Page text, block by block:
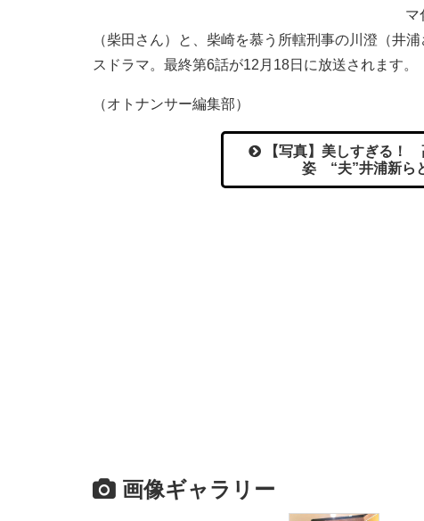
マ
（柴田さん）と、柴崎を慕う所轄刑事の川澄（井
スドラマ。最終第6話が12月18日に放送されます。
（オトナンサー編集部）
【写真】美しすぎる！
姿 “夫”井浦新ら
画像ギャラリー